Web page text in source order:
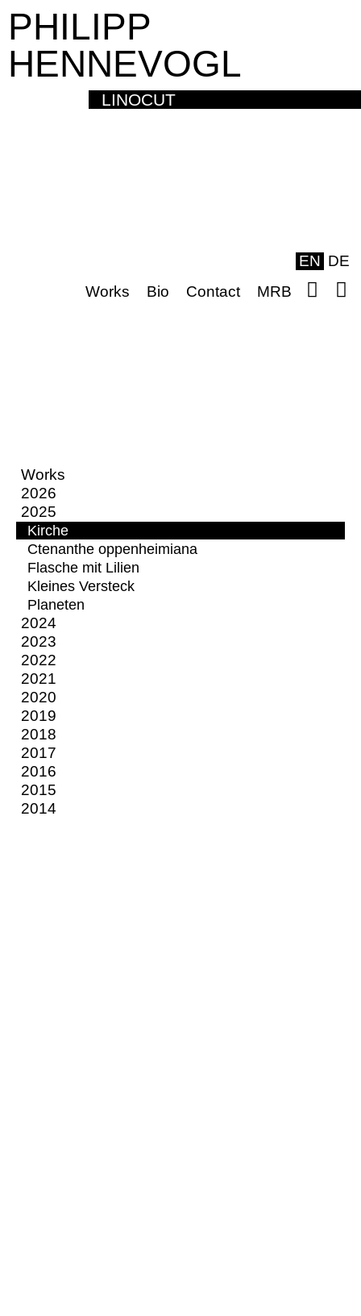
PHILIPP
HENNEVOGL
LINOCUT
EN DE
Works
Bio Contact MRB
Works
2026
2025
Kirche
Ctenanthe oppenheimiana
Flasche mit Lilien
Kleines Versteck
Planeten
2024
2023
2022
2021
2020
2019
2018
2017
2016
2015
2014